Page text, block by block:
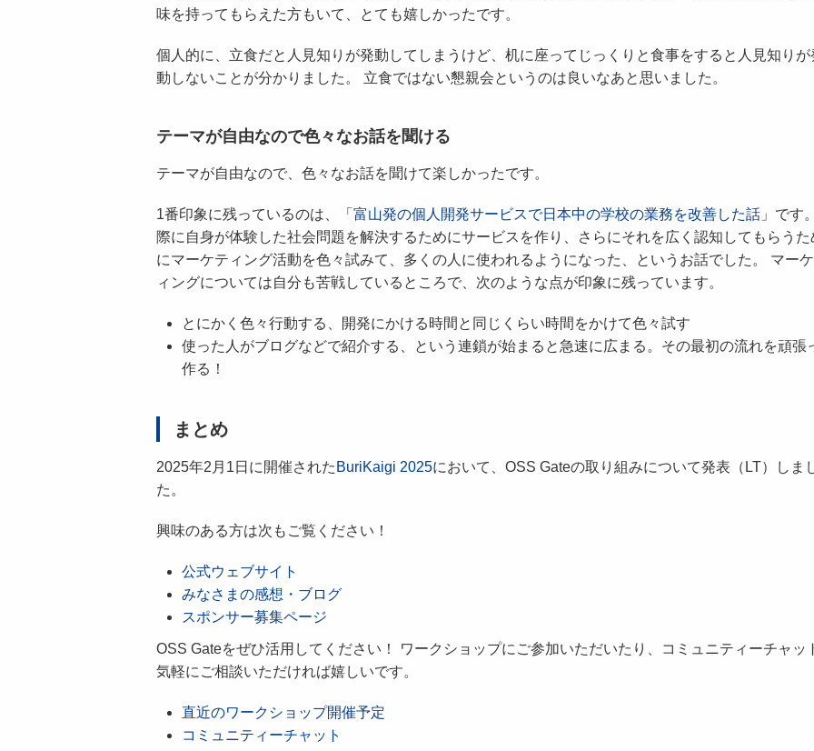
味を持ってもらえた方もいて、とても嬉しかったです。
個人的に、立食だと人見知りが発動してしまうけど、机に座ってじっくりと食事をすると人見知りが
動しないことが分かりました。 立食ではない懇親会というのは良いなあと思いました。
テーマが自由なので色々なお話を聞ける
テーマが自由なので、色々なお話を聞けて楽しかったです。
1番印象に残っているのは、「 富山発の個人開発サービスで日本中の学校の業務を改善した話 」です
際に自身が体験した社会問題を解決するためにサービスを作り、さらにそれを広く認知してもらうた
にマーケティング活動を色々試みて、多くの人に使われるようになった、というお話でした。 マー
ィングについては自分も苦戦しているところで、次のような点が印象に残っています。
とにかく色々行動する、開発にかける時間と同じくらい時間をかけて色々試す
使った人がブログなどで紹介する、という連鎖が始まると急速に広まる。その最初の流れを頑張
作る！
まとめ
2025年2月1日に開催された BuriKaigi 2025において、OSS Gateの取り組みについて発表（LT）しま
た。
興味のある方は次もご覧ください！
公式ウェブサイト
みなさまの感想・ブログ
スポンサー募集ページ
OSS Gateをぜひ活用してください！ ワークショップにご参加いただいたり、コミュニティーチャッ
気軽にご相談いただければ嬉しいです。
直近のワークショップ開催予定
コミュニティーチャット